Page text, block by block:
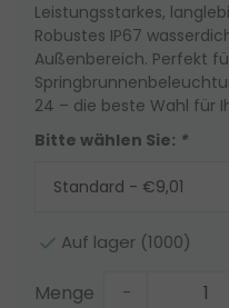
Leistungsstarkes,
Robustes IP67
Außenbereich. Perfekt
24 – die beste Wahl für
Bitte wählen Sie: *
Auf lager (1000)
Menge -